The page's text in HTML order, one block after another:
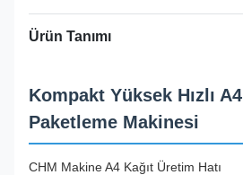
Ürün Tanımı
Kompakt Yüksek Hızlı
Paketleme Makinesi
CHM Makine A4 Kağıt Üretim Hatı